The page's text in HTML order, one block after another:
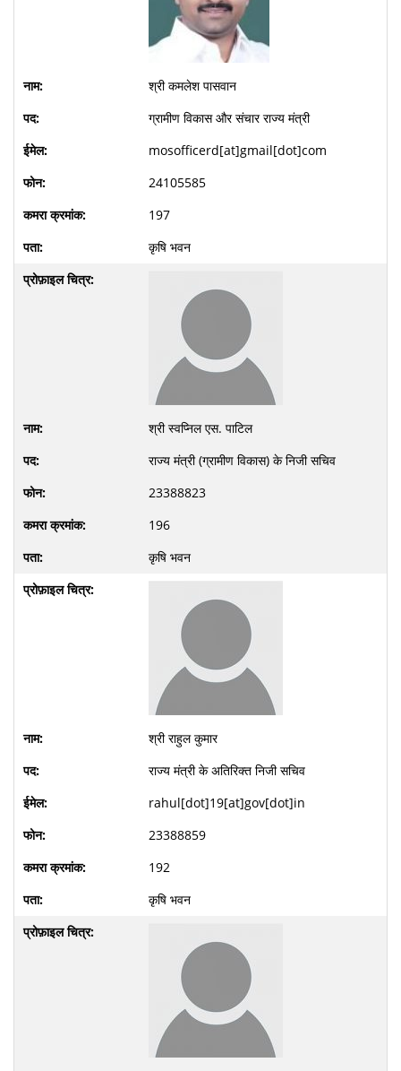
श्री कमलेश पासवान
ग्रामीण विकास और संचार राज्य मंत्री
mosofficerd[at]gmail[dot]com
24105585
197
कृषि भवन
श्री स्वप्निल एस. पाटिल
राज्य मंत्री (ग्रामीण विकास) के निजी सचिव
23388823
196
कृषि भवन
श्री राहुल कुमार
राज्य मंत्री के अतिरिक्त निजी सचिव
rahul[dot]19[at]gov[dot]in
23388859
192
कृषि भवन